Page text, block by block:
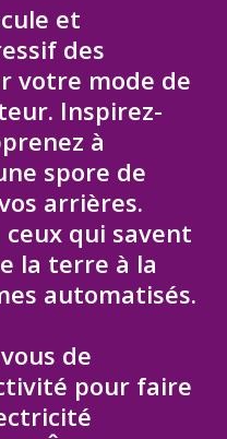
et
des
votre mode de
Inspirez-
à
spore de
arrières.
qui savent
la terre à la
automatisés.
de
pour faire